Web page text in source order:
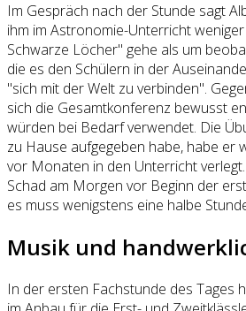
Im Gespräch nach der Stunde sagt
ihm im Astronomie-Unterricht
Schwarze Löcher" gehe als um
die es den Schülern in der
"sich mit der Welt zu verbinden".
sich die Gesamtkonferenz bewusst
würden bei Bedarf verwendet. Die
zu Hause aufgegeben habe, habe er
vor Monaten in den Unterricht
Schad am Morgen vor Beginn der
es muss wenigstens eine halbe
Musik und
In der ersten Fachstunde des Tages